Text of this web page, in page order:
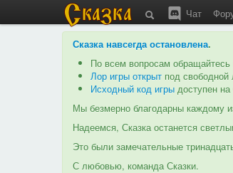
Чат
Сказка навсегда остановлена.
По всем вопросам
Лор игры открыт под свободной
Исходный код игры доступен
Мы безмерно благодарны каждому
Надеемся, Сказка останется
Это были замечательные
С любовью, команда Сказки.